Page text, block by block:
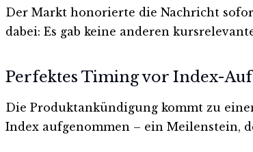
Der Markt honorierte die Nachricht
dabei: Es gab keine anderen
Perfektes Timing vor Index-
Die Produktankündigung kommt zu
Index aufgenommen – ein Meilenstein,